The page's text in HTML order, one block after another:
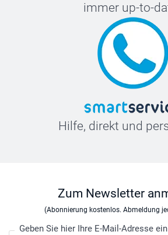
immer up-to-
Hilfe, direkt und
Zum Newsletter
(Abonnierung kostenlos. Abmeldung
Geben Sie hier Ihre E-Mail-Adresse ein